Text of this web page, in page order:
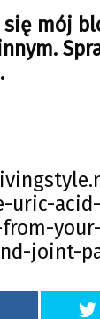
się mój
uric-acid-
joint-